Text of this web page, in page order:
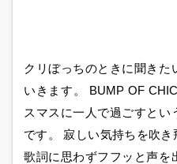
クリぼっちのときに聞きた
いきます。 BUMP OF
スマスに一人で過ごすとい
です。 寂しい気持ちを吹
歌詞に思わずフフッと声を